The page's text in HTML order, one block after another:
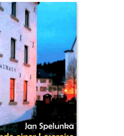
Seite
Märchen & Legenden (2025)
entdecken
& Tatorte